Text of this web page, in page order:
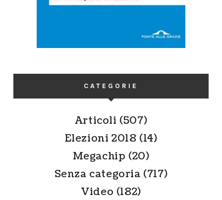
CATEGORIE
Articoli (507)
Elezioni 2018 (14)
Megachip (20)
Senza categoria (717)
Video (182)